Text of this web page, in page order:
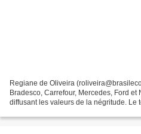
Regiane de Oliveira
Bradesco, Carrefour, Mercedes, Ford et
diffusant les valeurs de la négritude. Le